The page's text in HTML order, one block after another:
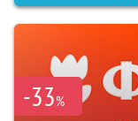
-33%